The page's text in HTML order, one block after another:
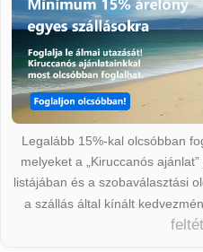
Legalább 15%-kal olcsóbban
melyeket a „Kiruccanós
listájában és a szobaválasztási
a szállás által kínált